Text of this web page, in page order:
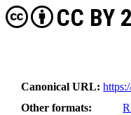
CC BY
Canonical URL
Other formats